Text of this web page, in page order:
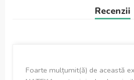
Recenzii
Foarte mulțumit(ă) de această